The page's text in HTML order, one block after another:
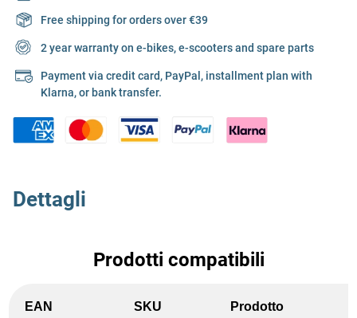
Free shipping for orders over €39
2 year warranty on e-bikes, e-scooters and spare parts
Payment via credit card, PayPal, installment plan with
Klarna, or bank transfer.
Dettagli
Prodotti compatibili
EAN SKU Prodotto